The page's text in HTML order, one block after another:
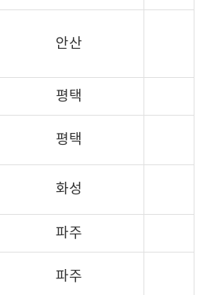
안산
평택
평택
화성
파주
파주